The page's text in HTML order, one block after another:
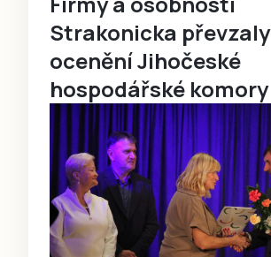
Strakonicka převzaly
ocenění Jihočeské
hospodářské komory